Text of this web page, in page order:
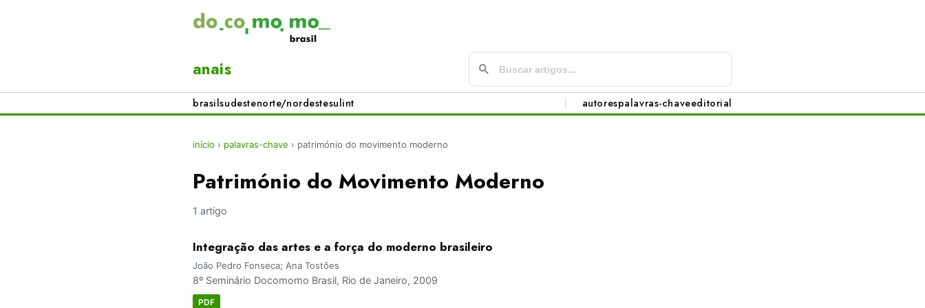
anais
brasilsudestenorte/nordestesulint autorespalavras-chaveeditorial
início › palavras-chave › património do movimento moderno
Património do Movimento Moderno
1 artigo
Integração das artes e a força do moderno brasileiro
João Pedro Fonseca; Ana Tostões
8º Seminário Docomomo Brasil, Rio de Janeiro, 2009
PDF